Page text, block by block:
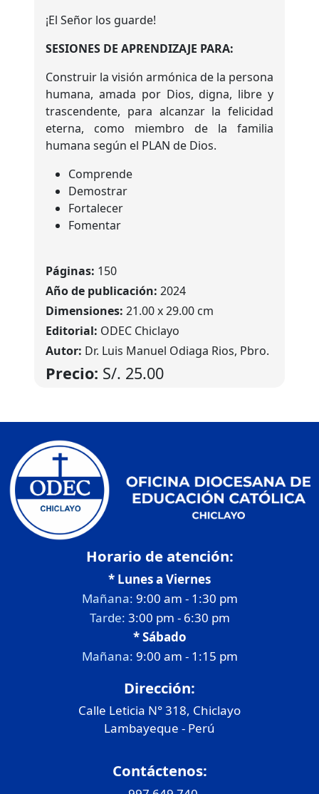
¡El Señor los guarde!
SESIONES DE APRENDIZAJE PARA:
Construir la visión armónica de la persona
humana, amada por Dios, digna, libre y
trascendente, para alcanzar la felicidad
eterna, como miembro de la familia
humana según el PLAN de Dios.
Comprende
Demostrar
Fortalecer
Fomentar
Páginas: 150
Año de publicación: 2024
Dimensiones: 21.00 x 29.00 cm
Editorial: ODEC Chiclayo
Autor: Dr. Luis Manuel Odiaga Rios, Pbro.
Precio: S/. 25.00
Horario de atención:
* Lunes a Viernes
Mañana: 9:00 am - 1:30 pm
Tarde: 3:00 pm - 6:30 pm
* Sábado
Mañana: 9:00 am - 1:15 pm
Dirección:
Calle Leticia N° 318, Chiclayo
Lambayeque - Perú
Contáctenos: